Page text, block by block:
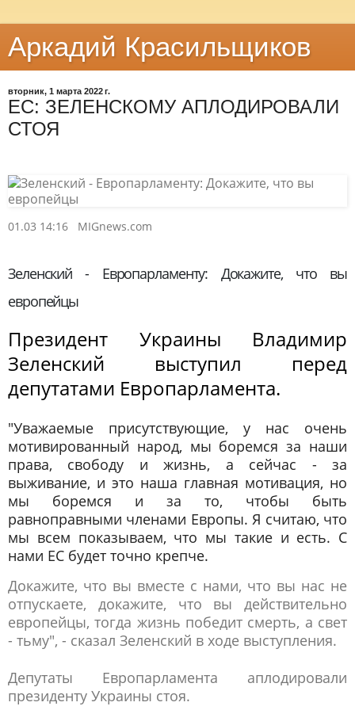
Аркадий Красильщиков
вторник, 1 марта 2022 г.
ЕС: ЗЕЛЕНСКОМУ АПЛОДИРОВАЛИ
СТОЯ
01.03 14:16 MIGnews.com
Зеленский - Европарламенту: Докажите, что вы
европейцы
Президент Украины Владимир
Зеленский выступил перед
депутатами Европарламента.
"Уважаемые присутствующие, у нас очень
мотивированный народ, мы боремся за наши
права, свободу и жизнь, а сейчас - за
выживание, и это наша главная мотивация, но
мы боремся и за то, чтобы быть
равноправными членами Европы. Я считаю, что
мы всем показываем, что мы такие и есть. С
нами ЕС будет точно крепче.
Докажите, что вы вместе с нами, что вы нас не
отпускаете, докажите, что вы действительно
европейцы, тогда жизнь победит смерть, а свет
- тьму", - сказал Зеленский в ходе выступления.
Депутаты Европарламента аплодировали
президенту Украины стоя.